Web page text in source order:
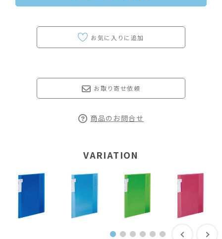
お取り寄せ依頼
商品のお問合せ
VARIATION